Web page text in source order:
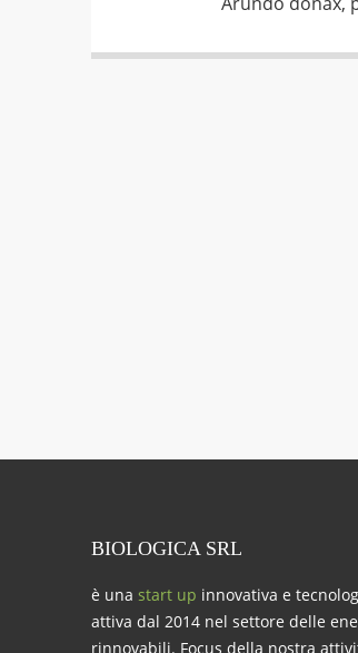
BIOLOGICA SRL
è una start up innovativa e
attiva dal 2014 nel settore delle
rinnovabili. Focus della nostra